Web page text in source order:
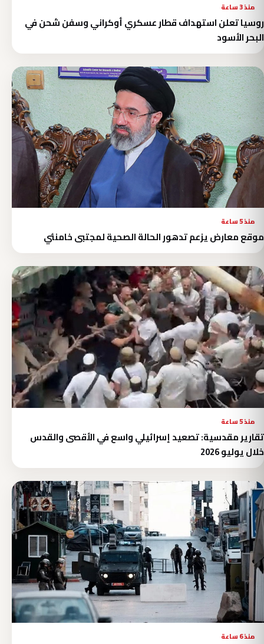
منذ 3 ساعة
روسيا تعلن استهداف قطار عسكري أوكراني وسفن شحن في
البحر الأسود
منذ 5 ساعة
موقع معارض يزعم تدهور الحالة الصحية لمجتبى خامنئي
منذ 5 ساعة
تقارير مقدسية: تصعيد إسرائيلي واسع في الأقصى والقدس
خلال يوليو 2026
منذ 6 ساعة